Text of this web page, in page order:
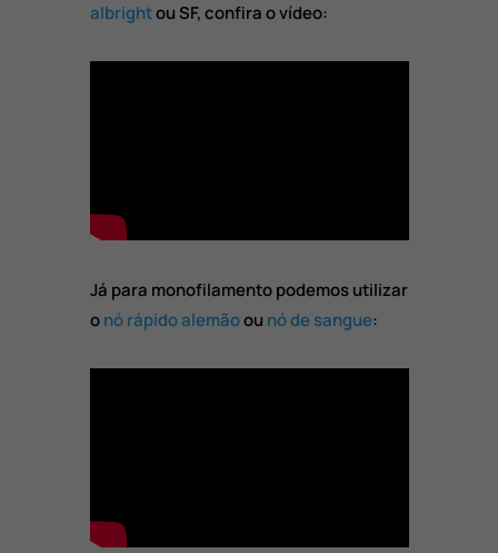
albrightou SF, confira o vídeo:
Já para monofilamento podemos utilizar
onó rápido alemãoou nó de sangue: